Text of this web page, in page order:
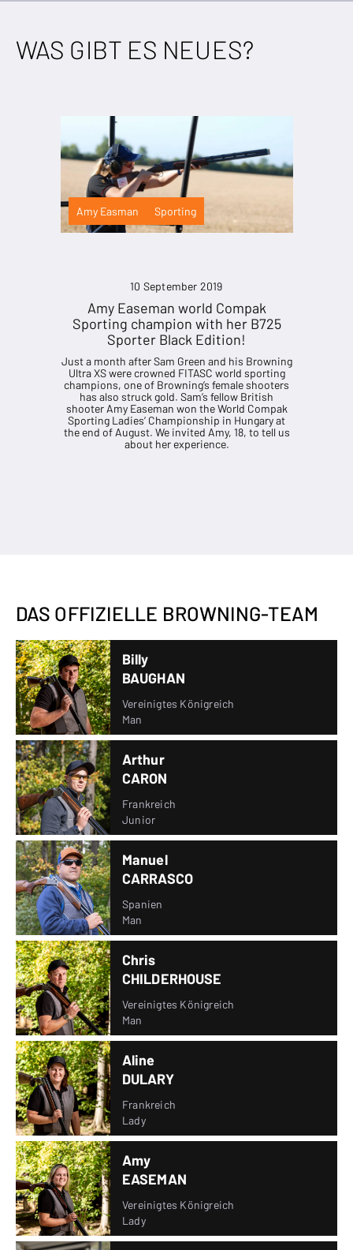
WAS GIBT ES NEUES?
Amy Easman Sporting
10 September 2019
Amy Easeman world Compak
Sporting champion with her B725
Sporter Black Edition!
Just a month after Sam Green and his Browning
Ultra XS were crowned FITASC world sporting
champions, one of Browning’s female shooters
has also struck gold. Sam’s fellow British
shooter Amy Easeman won the World Compak
Sporting Ladies’ Championship in Hungary at
the end of August. We invited Amy, 18, to tell us
about her experience.
DAS OFFIZIELLE BROWNING-TEAM
Billy
BAUGHAN
Vereinigtes Königreich
Man
Arthur
CARON
Frankreich
Junior
Manuel
CARRASCO
Spanien
Man
Chris
CHILDERHOUSE
Vereinigtes Königreich
Man
Aline
DULARY
Frankreich
Lady
Amy
EASEMAN
Vereinigtes Königreich
Lady